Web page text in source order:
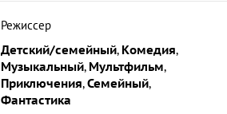
Режиссер
Детский/семейный, Комедия,
Музыкальный, Мультфильм,
Приключения,Семейный,
Фантастика